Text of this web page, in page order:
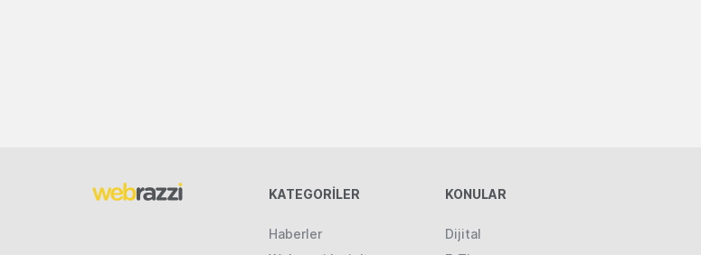
KATEGORILER
Haberler
KONULAR
Dijital